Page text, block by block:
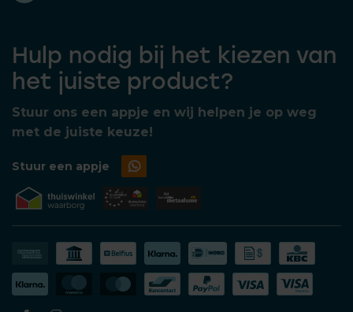
Hulp nodig bij het kiezen van
het juiste product?
Stuur ons een appje en wij helpen je op weg
met de juiste keuze!
Stuur een appje